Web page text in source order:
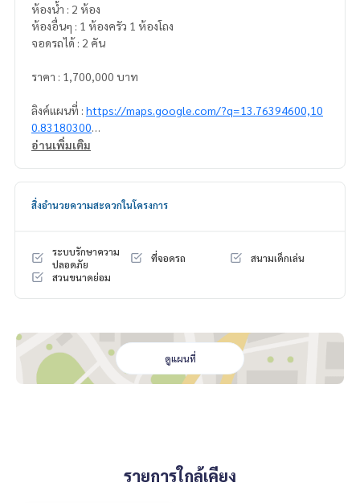
ห้องน้ำ : 2 ห้อง
ห้องอื่นๆ : 1 ห้องครัว 1 ห้องโถง
จอดรถได้ : 2 คัน
ราคา : 1,700,000 บาท
ลิงค์แผนที่ : https://maps.google.com/?q=13.76394600,10
0.83180300
**พร้อมอัตราดอกเบี้ยพิเศษ และ วงเงินสูงสุด 90-100% ของราคา
ประเมิน**
สนใจสอบถามข้อมูลเพิ่มเติม หรือ นัดชมบ้านได้ที่
Tel :0949264932
บุ๋มบิ๋ม (รหัสตัวแทน 5370)
Line ID :0949264932
สนใจดูทรัพย์อื่นๆ เพิ่มเติม มากกว่า 3,000 รายการ
www.tb.co.th
อ่านเพิ่มเติม
สิ่งอำนวยความสะดวกในโครงการ
ระบบรักษาความ
ปลอดภัย
ที่จอดรถ
สนามเด็กเล่น
สวนขนาดย่อม
ดูแผนที่
รายการใกล้เคียง